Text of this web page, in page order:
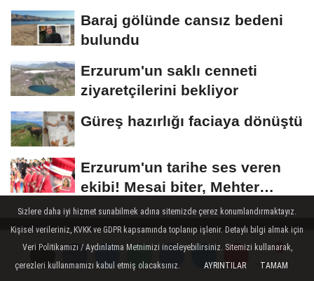
Yorumlar
Yorumlar
Baraj gölünde cansız bedeni
bulundu
Erzurum'un saklı cenneti
ziyaretçilerini bekliyor
Güreş hazırlığı faciaya dönüştü
Erzurum'un tarihe ses veren
ekibi! Mesai biter, Mehter
başlar
Köşe Yazarları
Sizlere daha iyi hizmet sunabilmek adına sitemizde çerez konumlandırmaktayız.
Kişisel verileriniz, KVKK ve GDPR kapsamında toplanıp işlenir. Detaylı bilgi almak için
Veri Politikamızı / Aydınlatma Metnimizi inceleyebilirsiniz. Sitemizi kullanarak,
çerezleri kullanmamızı kabul etmiş olacaksınız.
AYRINTILAR TAMAM